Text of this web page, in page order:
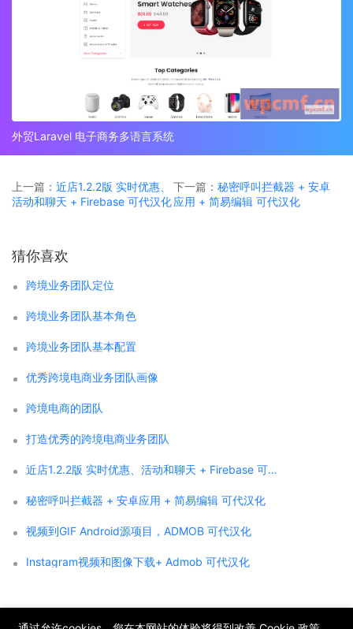
外贸Laravel 电子商务多语言系统
上一篇： 近店1.2.2版 实时优惠、
活动和聊天 + Firebase 可代汉化
下一篇： 秘密呼叫拦截器 + 安卓
应用 + 简易编辑 可代汉化
猜你喜欢
跨境业务团队定位
跨境业务团队基本角色
跨境业务团队基本配置
优秀跨境电商业务团队画像
跨境电商的团队
打造优秀的跨境电商业务团队
近店1.2.2版 实时优惠、活动和聊天 + Firebase 可代汉化
秘密呼叫拦截器 + 安卓应用 + 简易编辑 可代汉化
视频到GIF Android源项目，ADMOB 可代汉化
Instagram视频和图像下载+ Admob 可代汉化